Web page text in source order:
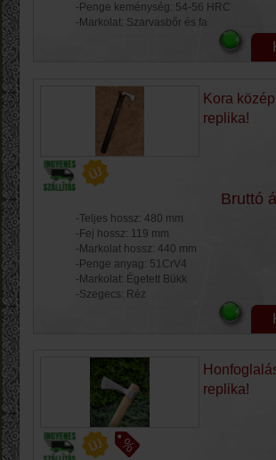
-Penge keménység: 54-56 HRC
-Markolat: Szarvasbőr és fa
Kora
replika!
Bruttó
-Teljes hossz: 480 mm
-Fej hossz: 119 mm
-Markolat hossz: 440 mm
-Penge anyag: 51CrV4
-Markolat: Égetett Bükk
-Szegecs: Réz
replika!